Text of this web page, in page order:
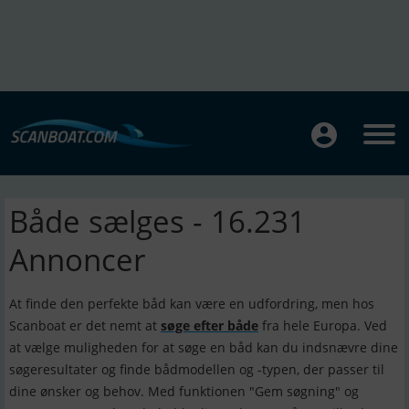
Både sælges - 16.231
Annoncer
At finde den perfekte båd kan være en udfordring, men hos
Scanboat er det nemt at søge efter både fra hele Europa. Ved
at vælge muligheden for at søge en båd kan du indsnævre dine
søgeresultater og finde bådmodellen og -typen, der passer til
dine ønsker og behov. Med funktionen "Gem søgning" og